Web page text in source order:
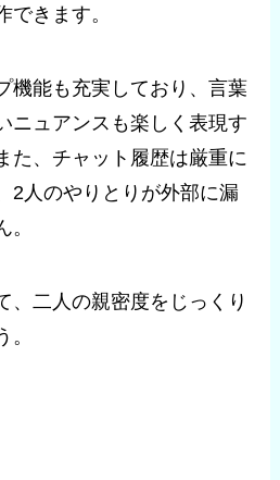
できます。
機能も充実しており、言葉
ニュアンスも楽しく表現す
た、チャット履歴は厳重に
2人のやりとりが外部に漏
、二人の親密度をじっくり
。